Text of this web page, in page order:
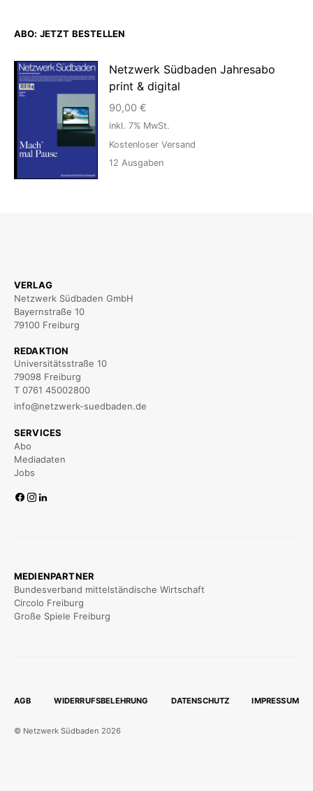
ABO: JETZT BESTELLEN
Netzwerk Südbaden Jahresabo
print & digital
90,00 €
inkl. 7% MwSt.
Kostenloser Versand
12 Ausgaben
VERLAG
Netzwerk Südbaden GmbH
Bayernstraße 10
79100 Freiburg
REDAKTION
Universitätsstraße 10
79098 Freiburg
T 0761 45002800
info@netzwerk-suedbaden.de
SERVICES
Abo
Mediadaten
Jobs
MEDIENPARTNER
Bundesverband mittelständische Wirtschaft
Circolo Freiburg
Große Spiele Freiburg
AGB WIDERRUFSBELEHRUNG DATENSCHUTZ IMPRESSUM
© Netzwerk Südbaden 2026